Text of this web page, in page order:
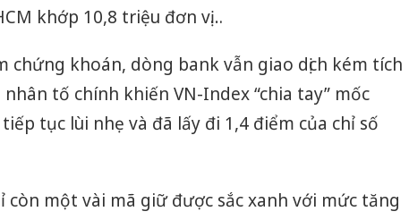
khớp 10,8 triệu đơn vị…
chứng khoán, dòng bank vẫn giao dịch kém tích
tố chính khiến VN-Index “chia tay” mốc
tục lùi nhẹ và đã lấy đi 1,4 điểm của chỉ số
một vài mã giữ được sắc xanh với mức tăng